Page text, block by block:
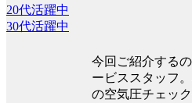
20代活躍中
30代活躍中
今回ご紹介する
ービススタッフ
の空気圧チェッ